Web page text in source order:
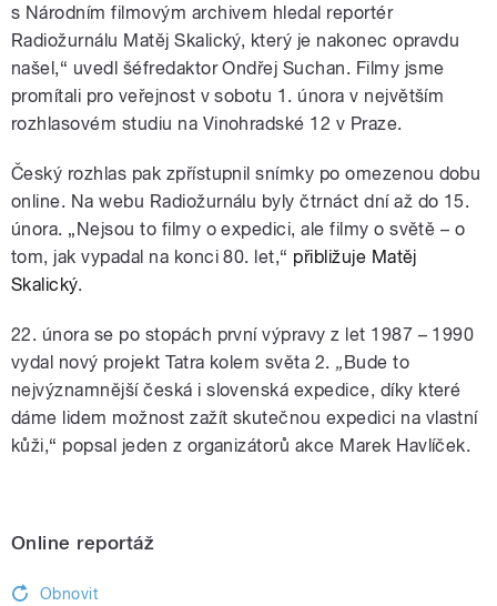
s Národním filmovým archivem hledal reportér
Radiožurnálu Matěj Skalický, který je nakonec opravdu
našel,“ uvedl šéfredaktor Ondřej Suchan. Filmy jsme
promítali pro veřejnost v sobotu 1. února v největším
rozhlasovém studiu na Vinohradské 12 v Praze.
Český rozhlas pak zpřístupnil snímky po omezenou dobu
online. Na webu Radiožurnálu byly čtrnáct dní až do 15.
února. „Nejsou to filmy o expedici, ale filmy o světě – o
tom, jak vypadal na konci 80. let,“ přibližuje Matěj
Skalický.
22. února se po stopách první výpravyz let 1987 – 1990
vydal nový projekt Tatra kolem světa 2. „Bude to
nejvýznamnější česká i slovenská expedice, díky které
dáme lidem možnost zažít skutečnou expedici na vlastní
kůži,“ popsal jeden z organizátorů akce Marek Havlíček.
Online reportáž
Obnovit